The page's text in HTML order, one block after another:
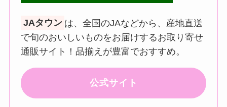
JAタウン は、全国のJAなどから、産地直送
で旬のおいしいものをお届けするお取り寄せ
通販サイト！品揃えが豊富でおすすめ。
公式サイト